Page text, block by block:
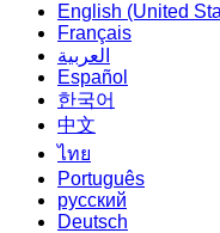
English (United
Français
العربية
Español
한국어
中文
ไทย
Português
русский
Deutsch